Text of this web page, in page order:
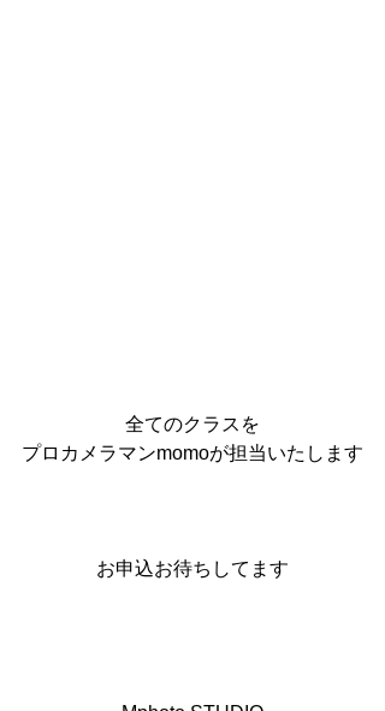
全てのクラスを
プロカメラマンmomoが担当いたします
お申込お待ちしてます